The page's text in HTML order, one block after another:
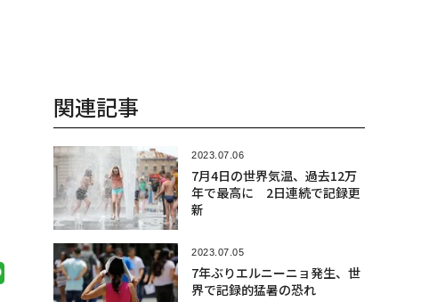
関連記事
2023.07.06
7月4日の世界気温、過去12万
年で最高に 2日連続で記録更
新
2023.07.05
7年ぶりエルニーニョ発生、世
界で記録的猛暑の恐れ